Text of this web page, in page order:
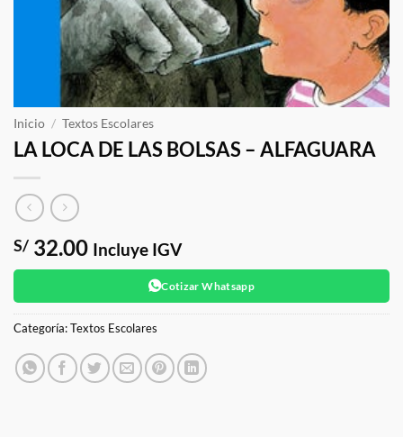
Inicio / Textos Escolares
LA LOCA DE LAS BOLSAS – ALFAGUARA
S/ 32.00 Incluye IGV
Cotizar Whatsapp
Categoría:Textos Escolares